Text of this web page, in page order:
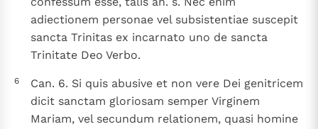
adiectionem personae vel subsistentiae suscepit
sancta Trinitas ex incarnato uno de sancta
Trinitate Deo Verbo.
6
Can. 6. Si quis abusive et non vere Dei genitricem
dicit sanctam gloriosam semper Virginem
Mariam, vel secundum relationem, quasi homine